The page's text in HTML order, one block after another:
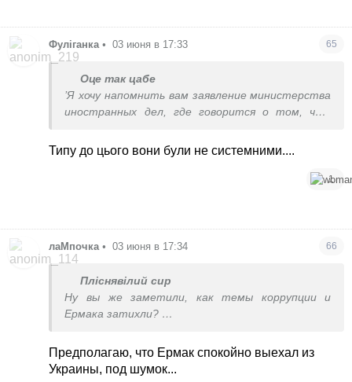
Фуліганка • 03 июня в 17:33 65
Оце так цабе
’Я хочу напомнить вам заявление министерства
иностранных дел, где говорится о том, что
характер, и они, собственно, уже носят
в среду, комментируя атаку украинских БПЛА на
Типу до цього вони були не системними....
1
лаМпочка • 03 июня в 17:34 66
Пліснявілий сир
Ну вы же заметили, как темы коррупции и
Ермака затихли?
Предполагаю, что Ермак спокойно выехал из
Украины, под шумок...